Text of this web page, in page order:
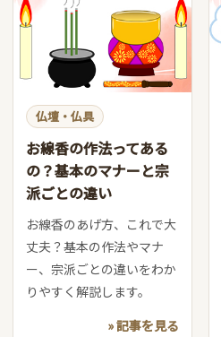
仏壇・仏具
お線香の作法ってある
の？基本のマナーと宗
派ごとの違い
お線香のあげ方、これで大
丈夫？基本の作法やマナ
ー、宗派ごとの違いをわか
りやすく解説します。
» 記事を見る